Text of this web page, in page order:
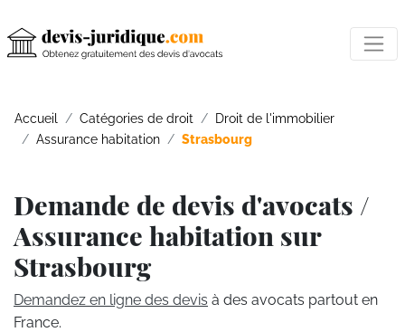
Accueil Catégories de droit
Droit de l'immobilier
Assurance habitation
Strasbourg
Demande de devis d'avocats /
Assurance habitation sur
Strasbourg
Demandez en ligne des devis à des avocats partout en
France.